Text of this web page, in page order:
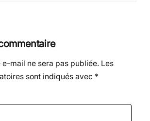
e-mail ne sera pas publiée. Les
sont indiqués avec *